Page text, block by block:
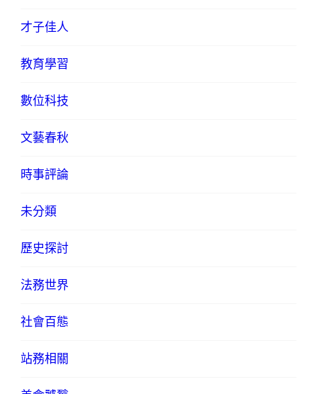
才子佳人
教育學習
數位科技
文藝春秋
時事評論
未分類
歷史探討
法務世界
社會百態
站務相關